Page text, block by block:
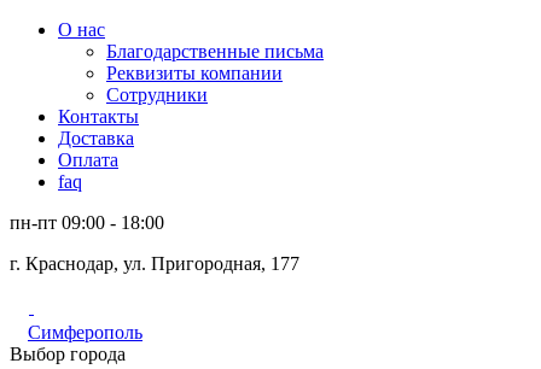
О нас
Благодарственные письма
Реквизиты компании
Сотрудники
Контакты
Доставка
Оплата
faq
пн-пт 09:00 - 18:00
г. Краснодар, ул. Пригородная, 177
Симферополь
Выбор города